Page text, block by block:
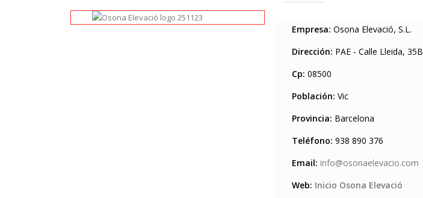
Empresa:Osona Elevació, S.L.
Dirección: PAE - Calle Lleida, 35B
Cp:08500
Población: Vic
Provincia: Barcelona
Teléfono: 938 890 376
Email:info@osonaelevacio.com
Web: Inicio Osona Elevació